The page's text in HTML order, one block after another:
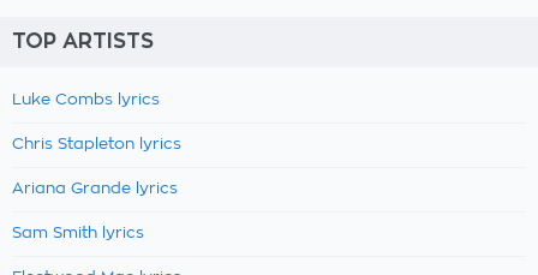
TOP ARTISTS
Luke Combs lyrics
Chris Stapleton lyrics
Ariana Grande lyrics
Sam Smith lyrics